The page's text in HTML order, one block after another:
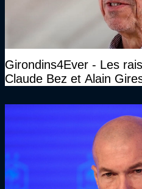
Girondins4Ever - Les
Claude Bez et Alain